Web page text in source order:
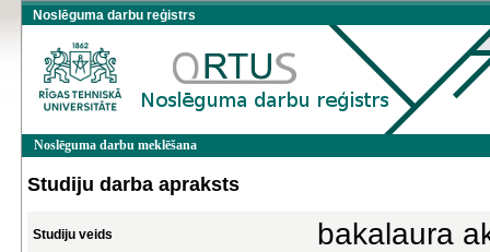
Noslēguma darbu reģistrs
Noslēguma darbu meklēšana
Studiju darba apraksts
Studiju veids bakalaura